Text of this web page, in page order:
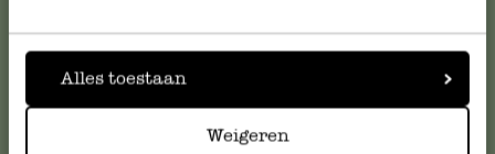
Alles toestaan
Weigeren
klantenservice. Of bekijk hier het antwoord op de
meestgestelde vragen
klantenservice@dille-kamille.com